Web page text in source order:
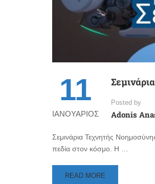
11
ΙΑΝΟΥΆΡΙΟΣ
Posted by
Adonis
Σεμινάρια Τεχνητής
πεδία στον κόσμο. Η …
READ
READ MORE